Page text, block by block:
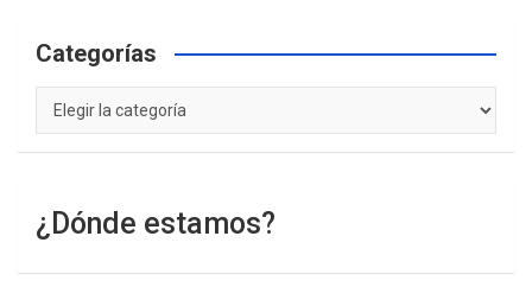
Categorías
Categorías
¿Dónde estamos?